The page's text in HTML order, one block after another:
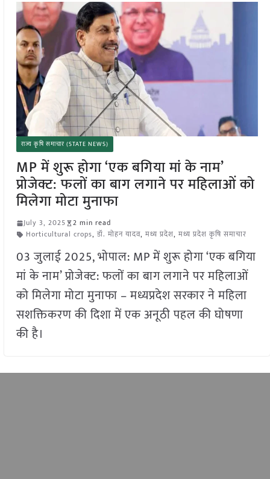
राज्य कृषि समाचार (STATE NEWS)
MP में शुरू होगा ‘एक बगिया मां के नाम’
प्रोजेक्ट: फलों का बाग लगाने पर महिलाओं को
मिलेगा मोटा मुनाफा
July 3, 2025
2 min read
Horticultural crops, डॉ. मोहन यादव, मध्य प्रदेश, मध्य प्रदेश कृषि समाचार
03 जुलाई 2025, भोपाल: MP में शुरू होगा ‘एक बगिया
मां के नाम’ प्रोजेक्ट: फलों का बाग लगाने पर महिलाओं
को मिलेगा मोटा मुनाफा – मध्यप्रदेश सरकार ने महिला
सशक्तिकरण की दिशा में एक अनूठी पहल की घोषणा
की है।